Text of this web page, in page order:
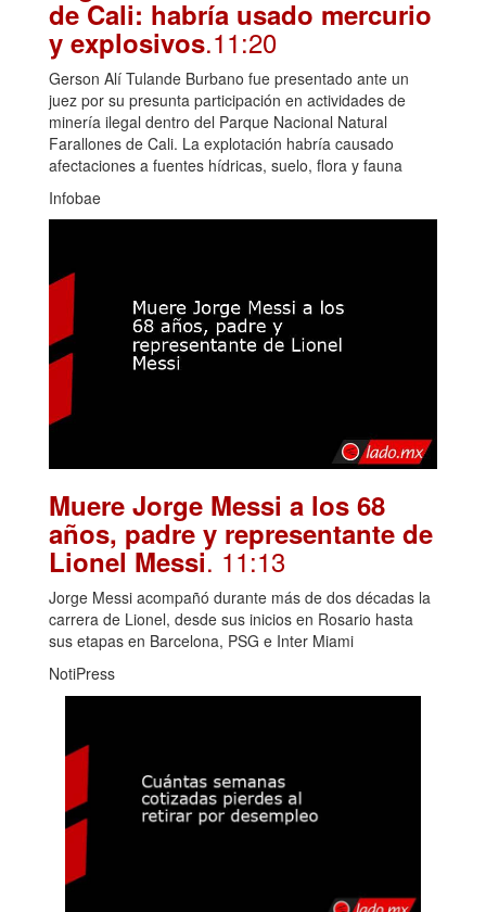
de Cali: habría usado mercurio
y explosivos.11:20
Gerson Alí Tulande Burbano fue presentado ante un
juez por su presunta participación en actividades de
minería ilegal dentro del Parque Nacional Natural
Farallones de Cali. La explotación habría causado
afectaciones a fuentes hídricas, suelo, flora y fauna
Infobae
Muere Jorge Messi a los 68
años, padre y representante de
Lionel Messi. 11:13
Jorge Messi acompañó durante más de dos décadas la
carrera de Lionel, desde sus inicios en Rosario hasta
sus etapas en Barcelona, PSG e Inter Miami
NotiPress